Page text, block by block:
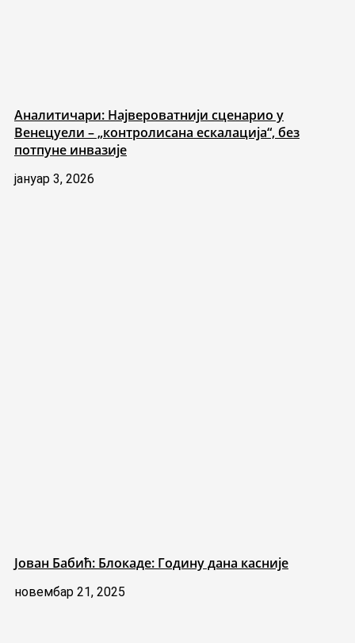
Аналитичари: Највероватнији сценарио у
Венецуели – „контролисана ескалација“, без
потпуне инвазије
јануар 3, 2026
Јован Бабић: Блокаде: Годину дана касније
новембар 21, 2025